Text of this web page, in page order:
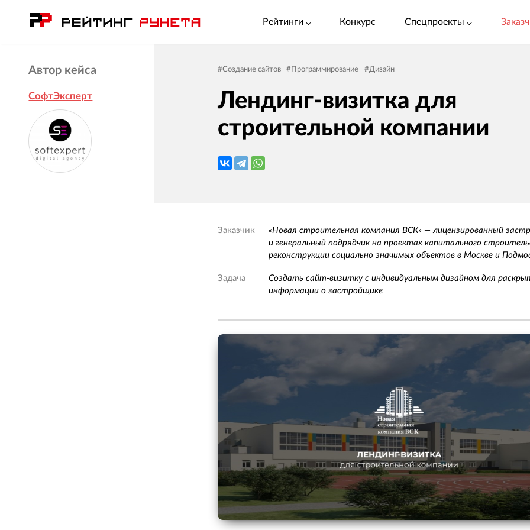
Рейтинги Конкурс Спецпроекты
Автор кейса
СофтЭксперт
#Создание сайтов # Программирование #Дизайн
Лендинг-визитка для
строительной компании
Заказчик
«Новая строительная компания ВСК» — лицензированный
и генеральный подрядчик на проектах капитального
реконструкции социально значимых объектов в Москве и
Задача
Создать сайт-визитку с индивидуальным дизайном для
информации о застройщике